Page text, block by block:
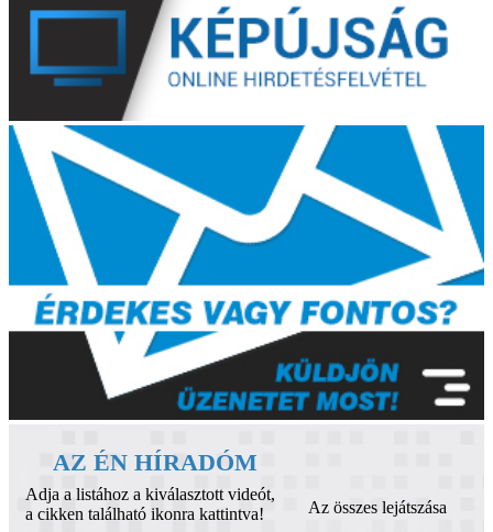
AZ ÉN HÍRADÓM
Adja a listához a kiválasztott videót,
a cikken található ikonra kattintva!
Az összes lejátszása